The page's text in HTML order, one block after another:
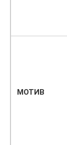
МОТИВ